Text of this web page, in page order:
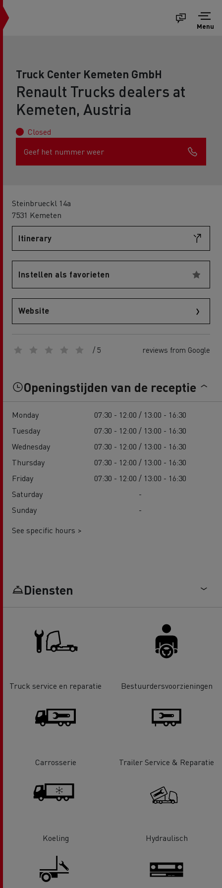
Menu
Truck Center Kemeten GmbH
Renault Trucks dealers at
Kemeten, Austria
Closed
Geef het nummer weer
Steinbrueckl 14a
7531 Kemeten
Itinerary
Instellen als favorieten
Website
/ 5 reviews from Google
Openingstijden van de receptie
Monday
07:30 - 12:00 / 13:00 - 16:30
Tuesday
07:30 - 12:00 / 13:00 - 16:30
Wednesday
07:30 - 12:00 / 13:00 - 16:30
Thursday
07:30 - 12:00 / 13:00 - 16:30
Friday
07:30 - 12:00 / 13:00 - 16:30
Saturday
-
Sunday
-
See specific hours >
Diensten
Truck service en reparatie Bestuurdersvoorzieningen
Carrosserie Trailer Service & Reparatie
Koeling Hydraulisch